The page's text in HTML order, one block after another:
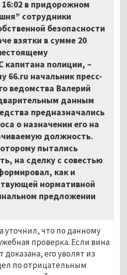
16:02 в придорожном
сотрудники
безопасности
взятки в сумме 20
капитана полиции, –
66.ru начальник пресс-
ведомства Валерий
данным
предназначались
о назначении его на
должность.
пытались
на сделку с совестью
как и
нормативной
предложении
уточнил, что по данному
проверка. Если вина
его уволят из
по отрицательным